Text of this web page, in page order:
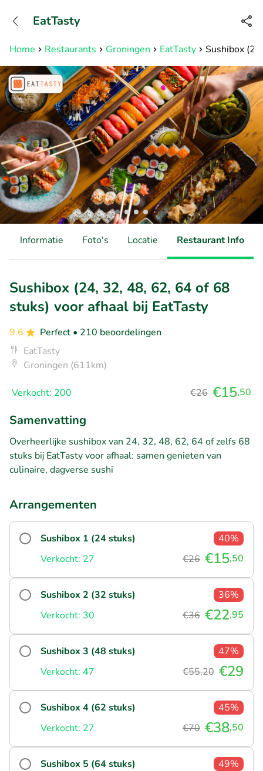
Bereikbaar tot 23:00 uur
Home Restaurants Groningen EatTasty Sushibox
EatTasty
Informatie Foto's Locatie Restaurant Info
Sushibox (24, 32, 48, 62, 64 of 68
stuks) voor afhaal bij EatTasty
9.6 Perfect • 210 beoordelingen
EatTasty
Groningen (611km)
Verkocht: 200 €26 €15,50
Samenvatting
Overheerlijke sushibox van 24, 32, 48, 62, 64 of zelfs 68
stuks bij EatTasty voor afhaal: samen genieten van
culinaire, dagverse sushi
Arrangementen
Sushibox 1 (24 stuks)
40%
Verkocht: 27
€26 €15,50
Sushibox 2 (32 stuks)
36%
Verkocht: 30
€36 €22,95
Sushibox 3 (48 stuks)
47%
Verkocht: 47
€55,20 €29
Sushibox 4 (62 stuks)
45%
Verkocht: 27
€70 €38,50
Sushibox 5 (64 stuks)
49%